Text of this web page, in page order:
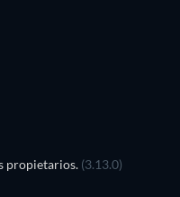
propietarios. (3.13.0)